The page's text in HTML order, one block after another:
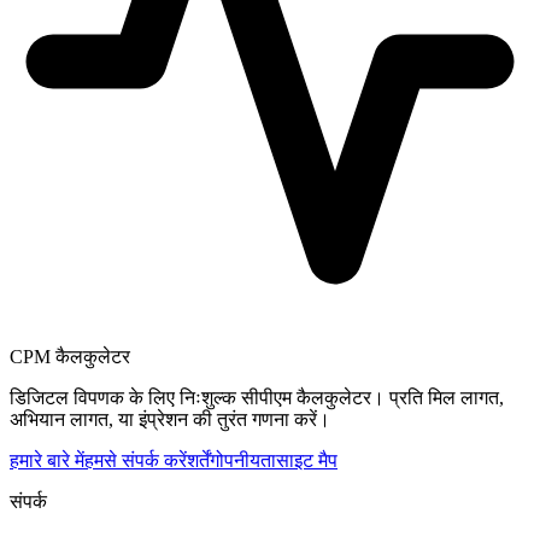
CPM कैलकुलेटर
डिजिटल विपणक के लिए निःशुल्क सीपीएम कैलकुलेटर। प्रति मिल लागत,
अभियान लागत, या इंप्रेशन की तुरंत गणना करें।
हमारे बारे मेंहमसे संपर्क करेंशर्तेंगोपनीयतासाइट मैप
संपर्क